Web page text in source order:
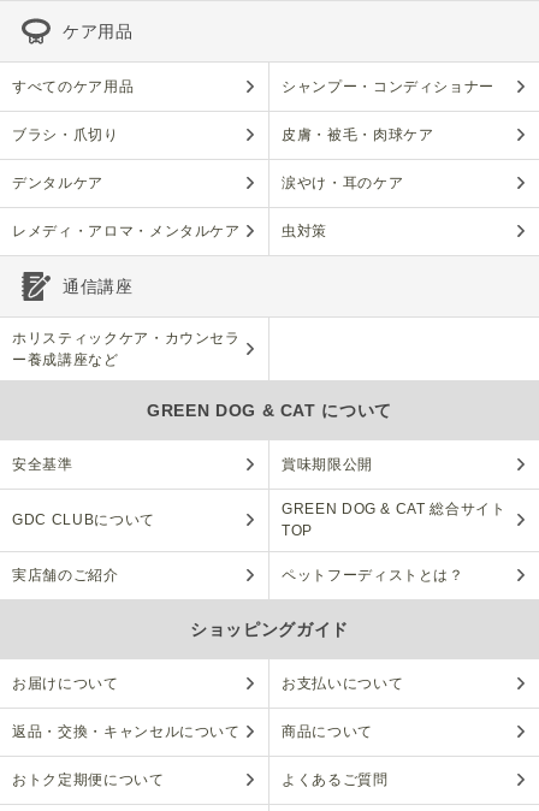
ケア用品
すべてのケア用品 シャンプー・コンディショナー
ブラシ・爪切り 皮膚・被毛・肉球ケア
デンタルケア 涙やけ・耳のケア
レメディ・アロマ・メンタルケア 虫対策
通信講座
ホリスティックケア・カウンセラ
ー養成講座など
GREEN DOG & CAT について
安全基準 賞味期限公開
GDC CLUBについて
GREEN DOG & CAT 総合サイト
TOP
実店舗のご紹介 ペットフーディストとは？
ショッピングガイド
お届けについて お支払いについて
返品・交換・キャンセルについて 商品について
おトク定期便について よくあるご質問